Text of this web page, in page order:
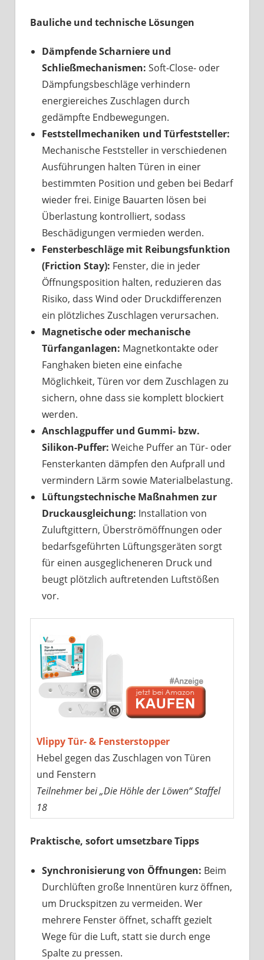
Bauliche und technische Lösungen
Dämpfende Scharniere und
Schließmechanismen: Soft-Close- oder
Dämpfungsbeschläge verhindern
energiereiches Zuschlagen durch
gedämpfte Endbewegungen.
Feststellmechaniken und Türfeststeller:
Mechanische Feststeller in verschiedenen
Ausführungen halten Türen in einer
bestimmten Position und geben bei Bedarf
wieder frei. Einige Bauarten lösen bei
Überlastung kontrolliert, sodass
Beschädigungen vermieden werden.
Fensterbeschläge mit Reibungsfunktion
(Friction Stay): Fenster, die in jeder
Öffnungsposition halten, reduzieren das
Risiko, dass Wind oder Druckdifferenzen
ein plötzliches Zuschlagen verursachen.
Magnetische oder mechanische
Türfanganlagen: Magnetkontakte oder
Fanghaken bieten eine einfache
Möglichkeit, Türen vor dem Zuschlagen zu
sichern, ohne dass sie komplett blockiert
werden.
Anschlagpuffer und Gummi- bzw.
Silikon-Puffer: Weiche Puffer an Tür- oder
Fensterkanten dämpfen den Aufprall und
vermindern Lärm sowie Materialbelastung.
Lüftungstechnische Maßnahmen zur
Druckausgleichung: Installation von
Zuluftgittern, Überströmöffnungen oder
bedarfsgeführten Lüftungsgeräten sorgt
für einen ausgeglicheneren Druck und
beugt plötzlich auftretenden Luftstößen
vor.
Vlippy Tür- & Fensterstopper
Hebel gegen das Zuschlagen von Türen
und Fenstern
Teilnehmer bei „Die Höhle der Löwen“ Staffel
18
Praktische, sofort umsetzbare Tipps
Synchronisierung von Öffnungen: Beim
Durchlüften große Innentüren kurz öffnen,
um Druckspitzen zu vermeiden. Wer
mehrere Fenster öffnet, schafft gezielt
Wege für die Luft, statt sie durch enge
Spalte zu pressen.